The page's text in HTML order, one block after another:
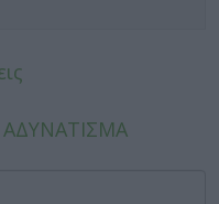
ΑΔΥΝΑΤΙΣΜΑ